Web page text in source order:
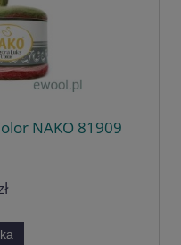
NAKO 81909